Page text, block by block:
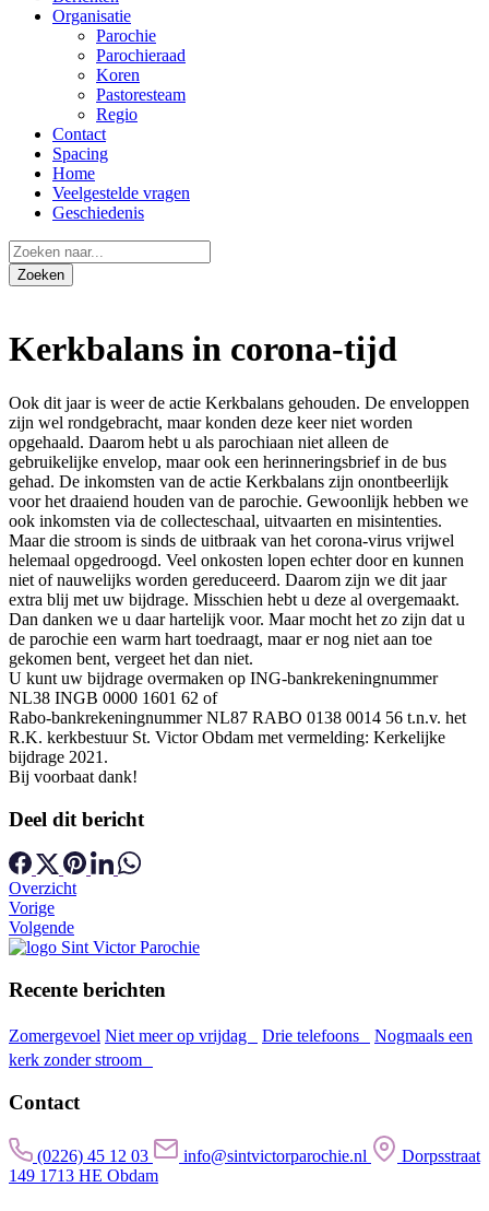
Organisatie
Parochie
Parochieraad
Koren
Pastoresteam
Regio
Contact
Spacing
Home
Veelgestelde vragen
Geschiedenis
Kerkbalans in corona-tijd
Ook dit jaar is weer de actie Kerkbalans gehouden. De enveloppen
zijn wel rondgebracht, maar konden deze keer niet worden
opgehaald. Daarom hebt u als parochiaan niet alleen de
gebruikelijke envelop, maar ook een herinneringsbrief in de bus
gehad. De inkomsten van de actie Kerkbalans zijn onontbeerlijk
voor het draaiend houden van de parochie. Gewoonlijk hebben we
ook inkomsten via de collecteschaal, uitvaarten en misintenties.
Maar die stroom is sinds de uitbraak van het corona-virus vrijwel
helemaal opgedroogd. Veel onkosten lopen echter door en kunnen
niet of nauwelijks worden gereduceerd. Daarom zijn we dit jaar
extra blij met uw bijdrage. Misschien hebt u deze al overgemaakt.
Dan danken we u daar hartelijk voor. Maar mocht het zo zijn dat u
de parochie een warm hart toedraagt, maar er nog niet aan toe
gekomen bent, vergeet het dan niet.
U kunt uw bijdrage overmaken op ING-bankrekeningnummer
NL38 INGB 0000 1601 62 of
Rabo-bankrekeningnummer NL87 RABO 0138 0014 56 t.n.v. het
R.K. kerkbestuur St. Victor Obdam met vermelding: Kerkelijke
bijdrage 2021.
Bij voorbaat dank!
Deel dit bericht
Overzicht
Vorige
Volgende
Recente berichten
Zomergevoel Niet meer op vrijdag Drie telefoons
Nogmaals een
kerk zonder stroom
Contact
(0226) 45 12 03 info@sintvictorparochie.nl
Dorpsstraat
149 1713 HE Obdam